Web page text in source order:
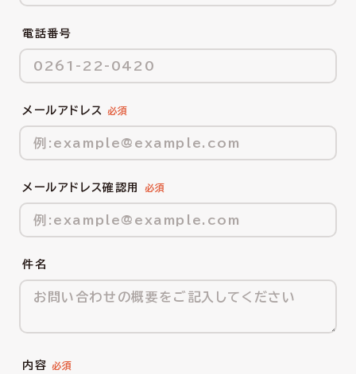
電話番号
メールアドレス
メールアドレス確認用
件名
内容